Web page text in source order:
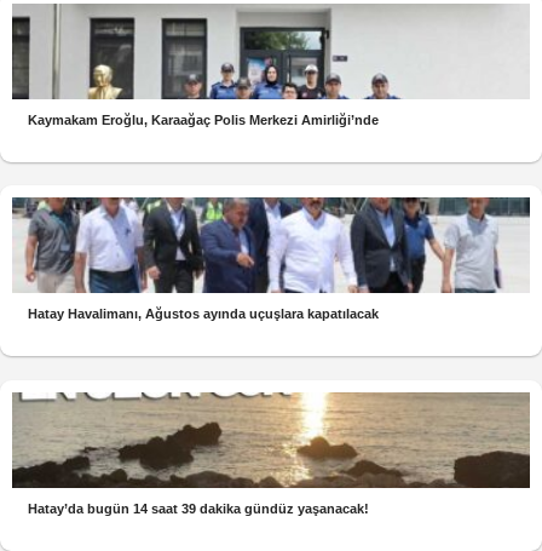
Kaymakam Eroğlu, Karaağaç Polis Merkezi Amirliği’nde
Hatay Havalimanı, Ağustos ayında uçuşlara kapatılacak
Hatay’da bugün 14 saat 39 dakika gündüz yaşanacak!